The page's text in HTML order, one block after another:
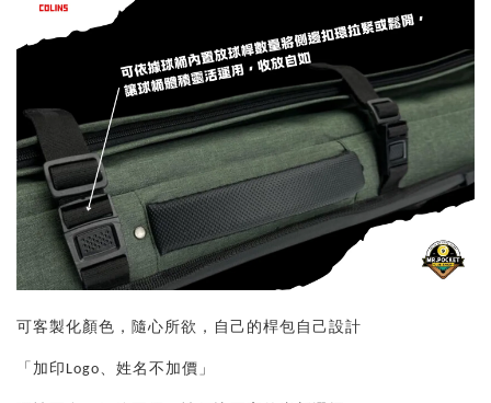
可客製化顏色，隨心所欲，自己的桿包自己設計
「加印Logo、姓名不加價」